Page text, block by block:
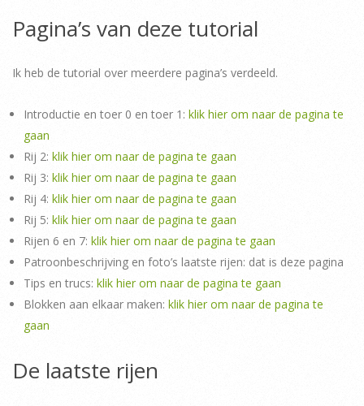
Pagina’s van deze tutorial
Ik heb de tutorial over meerdere pagina’s verdeeld.
Introductie en toer 0 en toer 1: klik hier om naar de pagina te
gaan
Rij 2: klik hier om naar de pagina te gaan
Rij 3: klik hier om naar de pagina te gaan
Rij 4: klik hier om naar de pagina te gaan
Rij 5: klik hier om naar de pagina te gaan
Rijen 6 en 7: klik hier om naar de pagina te gaan
Patroonbeschrijving en foto’s laatste rijen: dat is deze pagina
Tips en trucs: klik hier om naar de pagina te gaan
Blokken aan elkaar maken: klik hier om naar de pagina te
gaan
De laatste rijen